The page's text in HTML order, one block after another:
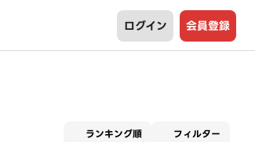
ログイン 会員登録
ランキング順 フィルター